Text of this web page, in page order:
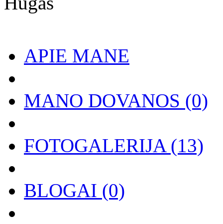
APIE MANE
MANO DOVANOS (0)
FOTOGALERIJA(13)
BLOGAI (0)